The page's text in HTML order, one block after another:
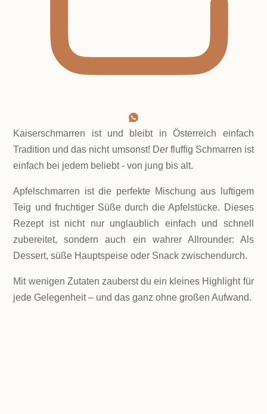
Kaiserschmarren ist und bleibt in Österreich einfach
Tradition und das nicht umsonst! Der fluffig Schmarren ist
einfach bei jedem beliebt - von jung bis alt.
Apfelschmarren ist die perfekte Mischung aus luftigem
Teig und fruchtiger Süße durch die Apfelstücke. Dieses
Rezept ist nicht nur unglaublich einfach und schnell
zubereitet, sondern auch ein wahrer Allrounder: Als
Dessert, süße Hauptspeise oder Snack zwischendurch.
Mit wenigen Zutaten zauberst du ein kleines Highlight für
jede Gelegenheit – und das ganz ohne großen Aufwand.